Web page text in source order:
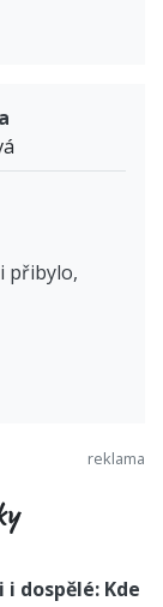
přibylo,
dospělé: Kde